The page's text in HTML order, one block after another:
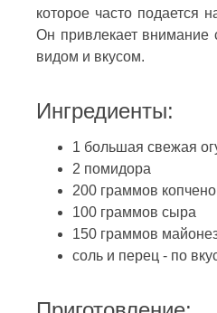
которое часто подается
Он привлекает
видом и вкусом.
Ингредиенты:
1 большая свежая
2 помидора
200 граммов
100 граммов сыра
150 граммов
соль и перец - по